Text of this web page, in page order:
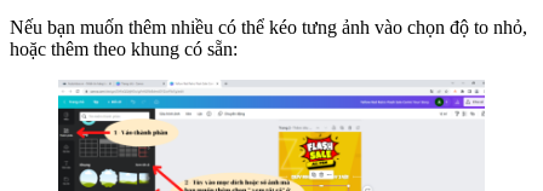
Nếu bạn muốn thêm nhiều có thể kéo tưng ảnh vào chọn độ to nhỏ,
hoặc thêm theo khung có sẵn: